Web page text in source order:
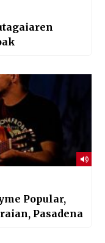
Popular,
Pasadena